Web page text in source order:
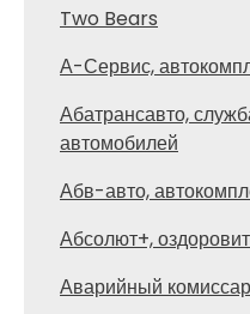
Two Bears
А-Сервис,
Абатрансавто,
автомобилей
Абв-авто,
Абсолют+,
Аварийный